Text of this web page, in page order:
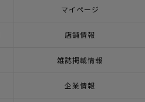
マイページ
店舗情報
雑誌掲載情報
企業情報